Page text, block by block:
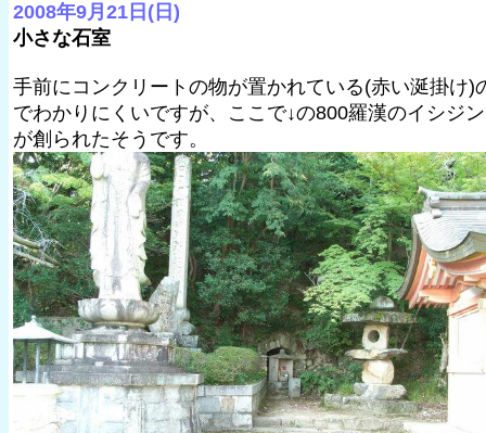
2008年9月21日(日)
小さな石室
手前にコンクリートの物が置かれている(赤い涎掛け)
でわかりにくいですが、ここで↓の800羅漢のイシジン
が創られたそうです。